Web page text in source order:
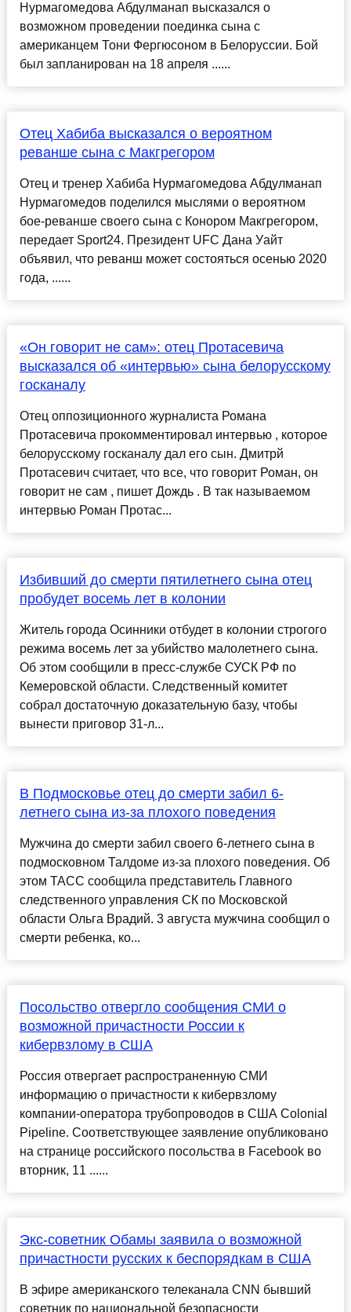
Нурмагомедова Абдулманап высказался о
возможном проведении поединка сына с
американцем Тони Фергюсоном в Белоруссии. Бой
был запланирован на 18 апреля ......
Отец Хабиба высказался о вероятном
реванше сына с Макгрегором
Отец и тренер Хабиба Нурмагомедова Абдулманап
Нурмагомедов поделился мыслями о вероятном
бое-реванше своего сына с Конором Макгрегором,
передает Sport24. Президент UFC Дана Уайт
объявил, что реванш может состояться осенью 2020
года, ......
«Он говорит не сам»: отец Протасевича
высказался об «интервью» сына белорусскому
госканалу
Отец оппозиционного журналиста Романа
Протасевича прокомментировал интервью , которое
белорусскому госканалу дал его сын. Дмитрй
Протасевич считает, что все, что говорит Роман, он
говорит не сам , пишет Дождь . В так называемом
интервью Роман Протас...
Избивший до смерти пятилетнего сына отец
пробудет восемь лет в колонии
Житель города Осинники отбудет в колонии строгого
режима восемь лет за убийство малолетнего сына.
Об этом сообщили в пресс-службе СУСК РФ по
Кемеровской области. Следственный комитет
собрал достаточную доказательную базу, чтобы
вынести приговор 31-л...
В Подмосковье отец до смерти забил 6-
летнего сына из-за плохого поведения
Мужчина до смерти забил своего 6-летнего сына в
подмосковном Талдоме из-за плохого поведения. Об
этом ТАСС сообщила представитель Главного
следственного управления СК по Московской
области Ольга Врадий. 3 августа мужчина сообщил о
смерти ребенка, ко...
Посольство отвергло сообщения СМИ о
возможной причастности России к
кибервзлому в США
Россия отвергает распространенную СМИ
информацию о причастности к кибервзлому
компании-оператора трубопроводов в США Colonial
Pipeline. Соответствующее заявление опубликовано
на странице российского посольства в Facebook во
вторник, 11 ......
Экс-советник Обамы заявила о возможной
причастности русских к беспорядкам в США
В эфире американского телеканала CNN бывший
советник по национальной безопасности